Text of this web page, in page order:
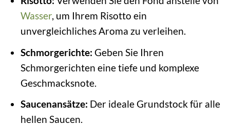
Wasser, um Ihrem Risotto ein
unvergleichliches Aroma zu verleihen.
Schmorgerichte: Geben Sie Ihren
Schmorgerichten eine tiefe und komplexe
Geschmacksnote.
Saucenansätze: Der ideale Grundstock für alle
hellen Saucen.